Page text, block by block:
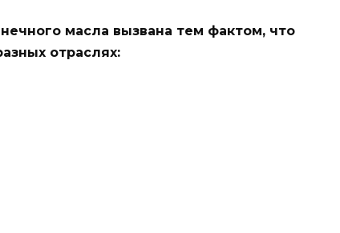
масла вызвана тем фактом, что
отраслях: